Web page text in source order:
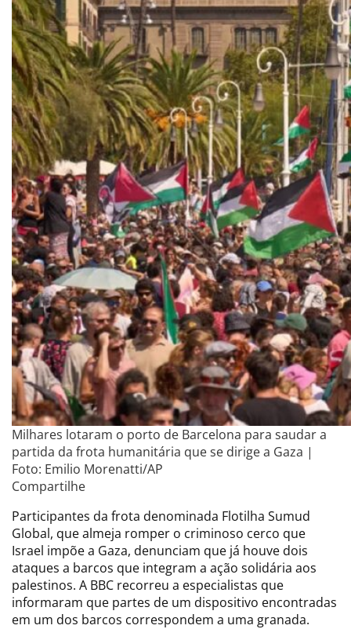
Milhares lotaram o porto de Barcelona para saudar a
partida da frota humanitária que se dirige a Gaza |
Foto: Emilio Morenatti/AP
Compartilhe
Participantes da frota denominada Flotilha Sumud
Global, que almeja romper o criminoso cerco que
Israel impõe a Gaza, denunciam que já houve dois
ataques a barcos que integram a ação solidária aos
palestinos. A BBC recorreu a especialistas que
informaram que partes de um dispositivo encontradas
em um dos barcos correspondem a uma granada.